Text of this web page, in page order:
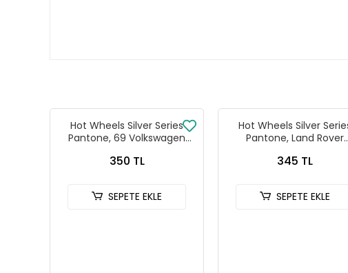
Hot Wheels Silver Series
Pantone, 69 Volkswagen
350 TL
SEPETE EKLE
Hot Wheels Silver
Pantone, Land Rover
345 TL
SEPETE EKLE